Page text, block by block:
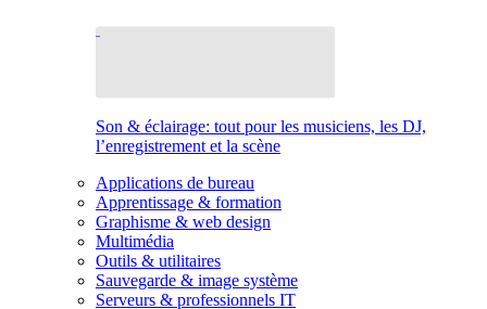
Son & éclairage: tout pour les musiciens, les DJ,
l’enregistrement et la scène
Applications de bureau
Apprentissage & formation
Graphisme & web design
Multimédia
Outils & utilitaires
Sauvegarde & image système
Serveurs & professionnels IT